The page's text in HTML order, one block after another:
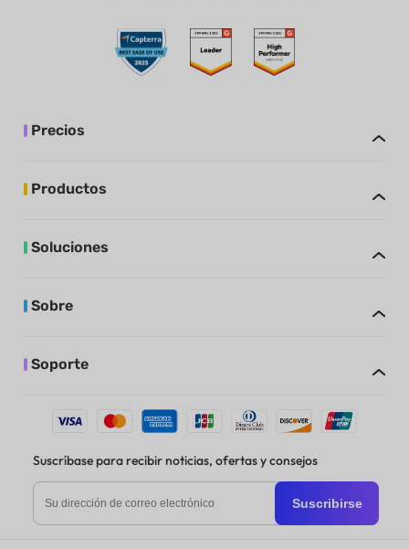
Precios
Productos
Soluciones
Sobre
Soporte
Suscríbase para recibir noticias, ofertas y consejos
Suscribirse